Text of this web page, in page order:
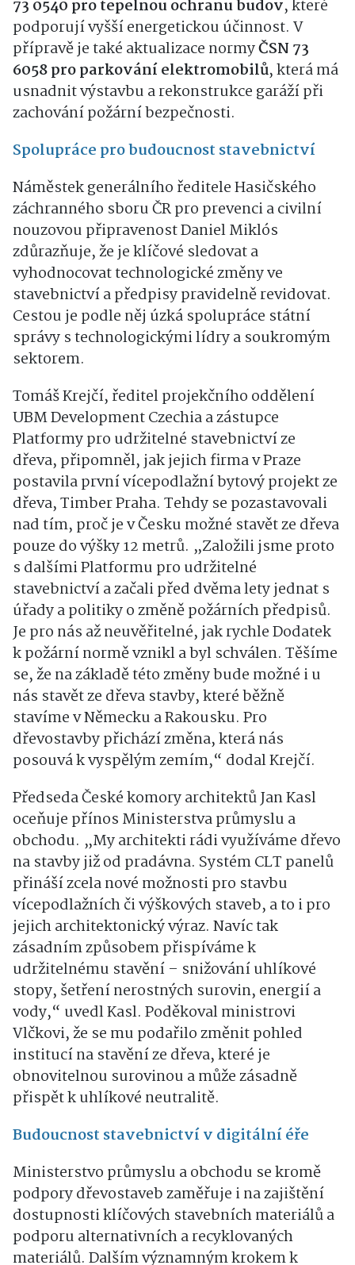
73 0540 pro tepelnou ochranu budov, které
podporují vyšší energetickou účinnost. V
přípravě je také aktualizace normyČSN 73
6058 pro parkování elektromobilů, která má
usnadnit výstavbu a rekonstrukce garáží při
zachování požární bezpečnosti.
Spolupráce pro budoucnost stavebnictví
Náměstek generálního ředitele Hasičského
záchranného sboru ČR pro prevenci a civilní
nouzovou připravenost Daniel Miklós
zdůrazňuje, že je klíčové sledovat a
vyhodnocovat technologické změny ve
stavebnictví a předpisy pravidelně revidovat.
Cestou je podle něj úzká spolupráce státní
správy s technologickými lídry a soukromým
sektorem.
Tomáš Krejčí, ředitel projekčního oddělení
UBM Development Czechia a zástupce
Platformy pro udržitelné stavebnictví ze
dřeva, připomněl, jak jejich firma v Praze
postavila první vícepodlažní bytový projekt ze
dřeva, Timber Praha. Tehdy se pozastavovali
nad tím, proč je v Česku možné stavět ze dřeva
pouze do výšky 12 metrů. „Založili jsme proto
s dalšími Platformu pro udržitelné
stavebnictví a začali před dvěma lety jednat s
úřady a politiky o změně požárních předpisů.
Je pro nás až neuvěřitelné, jak rychle Dodatek
k požární normě vznikl a byl schválen. Těšíme
se, že na základě této změny bude možné i u
nás stavět ze dřeva stavby, které běžně
stavíme v Německu a Rakousku. Pro
dřevostavby přichází změna, která nás
posouvá k vyspělým zemím,“ dodal Krejčí.
Předseda České komory architektů Jan Kasl
oceňuje přínos Ministerstva průmyslu a
obchodu. „My architekti rádi využíváme dřevo
na stavby již od pradávna. Systém CLT panelů
přináší zcela nové možnosti pro stavbu
vícepodlažních či výškových staveb, a to i pro
jejich architektonický výraz. Navíc tak
zásadním způsobem přispíváme k
udržitelnému stavění – snižování uhlíkové
stopy, šetření nerostných surovin, energií a
vody,“ uvedl Kasl. Poděkoval ministrovi
Vlčkovi, že se mu podařilo změnit pohled
institucí na stavění ze dřeva, které je
obnovitelnou surovinou a může zásadně
přispět k uhlíkové neutralitě.
Budoucnost stavebnictví v digitální éře
Ministerstvo průmyslu a obchodu se kromě
podpory dřevostaveb zaměřuje i na zajištění
dostupnosti klíčových stavebních materiálů a
podporu alternativních a recyklovaných
materiálů. Dalším významným krokem k